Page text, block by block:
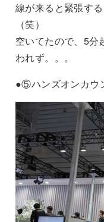
線が来ると緊張す
（笑）
空いてたので、5分
われず。。。
●⑤ハンズオンカウ